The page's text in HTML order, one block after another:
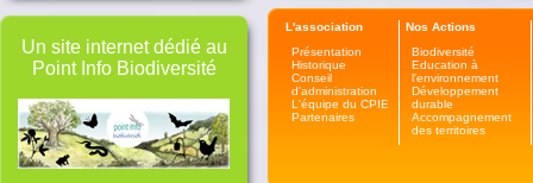
Un site internet dédié au
Point Info Biodiversité
L'association
Présentation
Historique
Conseil
d'administration
L'équipe du CPIE
Partenaires
Nos Actions
Biodiversité
Education à
l'environnement
Développement
durable
Accompagnement
des territoires